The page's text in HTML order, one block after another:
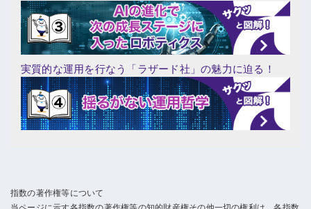
実質的な運用を行なう「ラザード社」の魅力に迫る！
指数の著作権等について